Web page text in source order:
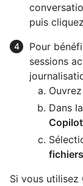
puis
Pour
sessions
Ouvrez
Dans
Si vous utilisez